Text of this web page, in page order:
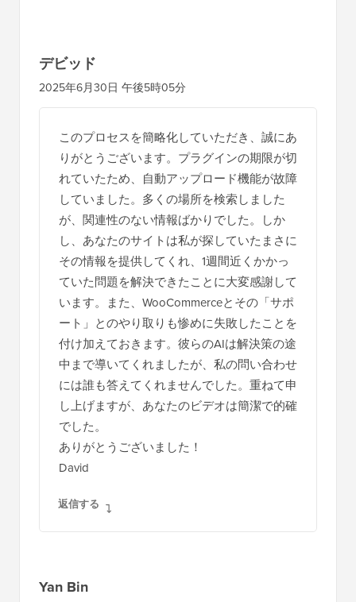
の
イ
ン
デビッド
2025年6月30日 午後5時05分
このプロセスを簡略化していただき、誠にあ
りがとうございます。プラグインの期限が切
れていたため、自動アップロード機能が故障
していました。多くの場所を検索しました
が、関連性のない情報ばかりでした。しか
し、あなたのサイトは私が探していたまさに
その情報を提供してくれ、1週間近くかかっ
ていた問題を解決できたことに大変感謝して
います。また、WooCommerceとその「サポ
ート」とのやり取りも惨めに失敗したことを
付け加えておきます。彼らのAIは解決策の途
中まで導いてくれましたが、私の問い合わせ
には誰も答えてくれませんでした。重ねて申
し上げますが、あなたのビデオは簡潔で的確
でした。
ありがとうございました！
David
返信する
Yan Bin